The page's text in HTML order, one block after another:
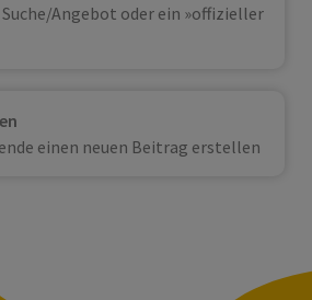
Angebot oder ein »offizieller
einen neuen Beitrag erstellen